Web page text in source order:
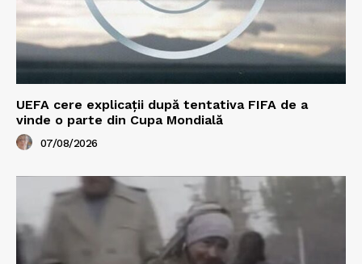
UEFA cere explicații după tentativa FIFA de a
vinde o parte din Cupa Mondială
07/08/2026